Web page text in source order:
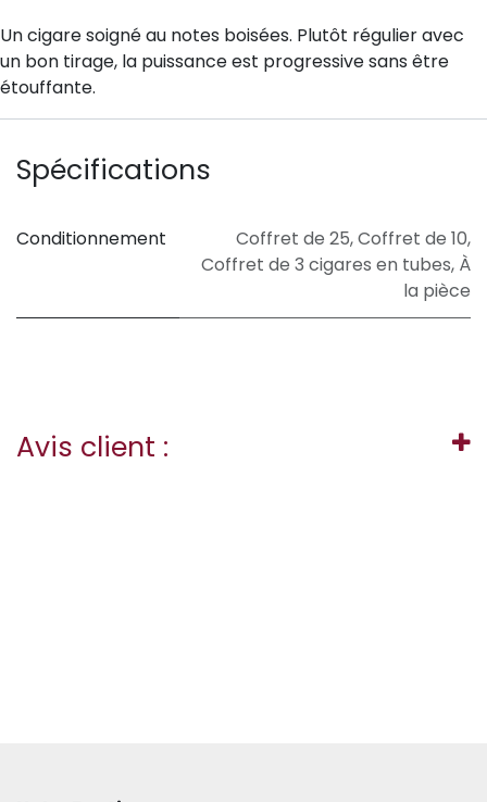
Un cigare soigné au notes boisées. Plutôt régulier avec
un bon tirage, la puissance est progressive sans être
étouffante.
Spécifications
Conditionnement Coffret de 25,Coffret de 10,
Coffret de 3 cigares en tubes, À
la pièce
Avis client :